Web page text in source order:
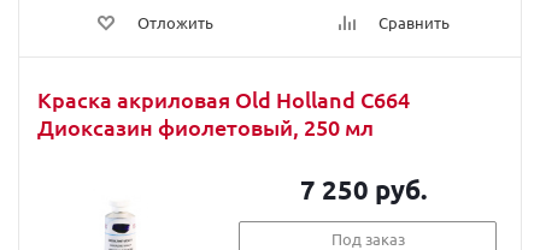
Отложить Сравнить
Краска акриловая Old Holland C664
Диоксазин фиолетовый, 250 мл
7 250 руб.
Под заказ